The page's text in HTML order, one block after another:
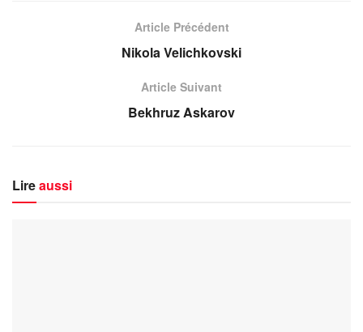
Article Précédent
Nikola Velichkovski
Article Suivant
Bekhruz Askarov
Lireaussi